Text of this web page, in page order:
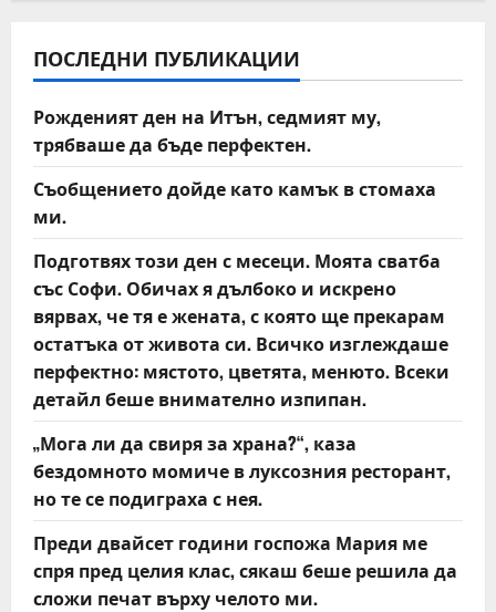
v
i
g
a
t
i
o
n
ПОСЛЕДНИ ПУБЛИКАЦИИ
Рожденият ден на Итън, седмият му,
трябваше да бъде перфектен.
Съобщението дойде като камък в стомаха
ми.
Подготвях този ден с месеци. Моята сватба
със Софи. Обичах я дълбоко и искрено
вярвах, че тя е жената, с която ще прекарам
остатъка от живота си. Всичко изглеждаше
перфектно: мястото, цветята, менюто. Всеки
детайл беше внимателно изпипан.
„Мога ли да свиря за храна?“, каза
бездомното момиче в луксозния ресторант,
но те се подиграха с нея.
Преди двайсет години госпожа Мария ме
спря пред целия клас, сякаш беше решила да
сложи печат върху челото ми.